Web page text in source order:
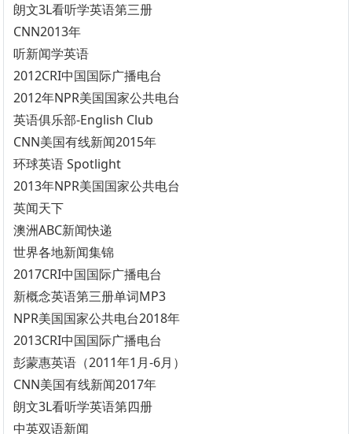
朗文3L看听学英语第三册
CNN2013年
听新闻学英语
2012CRI中国国际广播电台
2012年NPR美国国家公共电台
英语俱乐部-English Club
CNN美国有线新闻2015年
环球英语 Spotlight
2013年NPR美国国家公共电台
英闻天下
澳洲ABC新闻快递
世界各地新闻集锦
2017CRI中国国际广播电台
新概念英语第三册单词MP3
NPR美国国家公共电台2018年
2013CRI中国国际广播电台
彭蒙惠英语（2011年1月-6月）
CNN美国有线新闻2017年
朗文3L看听学英语第四册
中英双语新闻